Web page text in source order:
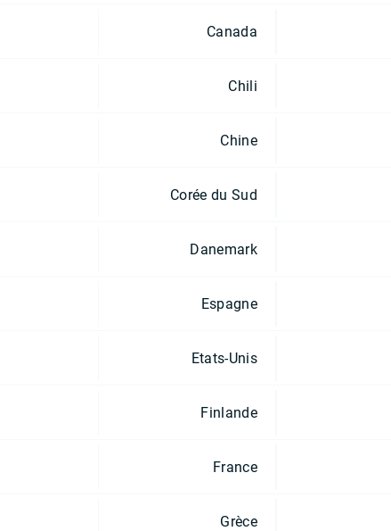
Canada
Chili
Chine
Corée du Sud
Danemark
Espagne
Etats-Unis
Finlande
France
Grèce